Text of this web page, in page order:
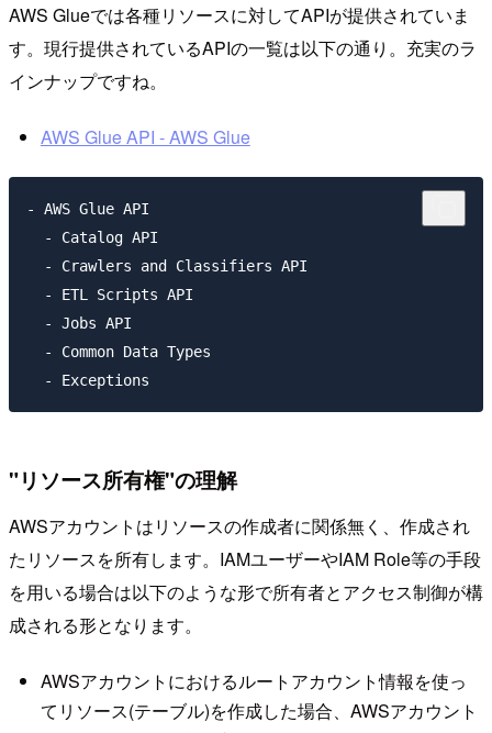
AWS Glueでは各種リソースに対してAPIが提供されていま
す。現行提供されているAPIの一覧は以下の通り。充実のラ
インナップですね。
AWS Glue API - AWS Glue
- AWS Glue API
  - Catalog API
  - Crawlers and Classifiers API
  - ETL Scripts API
  - Jobs API
  - Common Data Types
"リソース所有権"の理解
AWSアカウントはリソースの作成者に関係無く、作成され
たリソースを所有します。IAMユーザーやIAM Role等の手段
を用いる場合は以下のような形で所有者とアクセス制御が構
成される形となります。
AWSアカウントにおけるルートアカウント情報を使っ
てリソース(テーブル)を作成した場合、AWSアカウント